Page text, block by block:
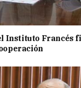
Instituto Francés